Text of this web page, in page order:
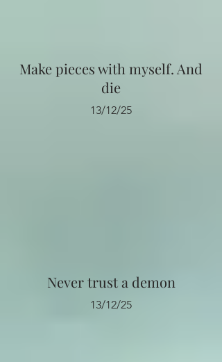
Make pieces with myself. And
die
13/12/25
Never trust a demon
13/12/25